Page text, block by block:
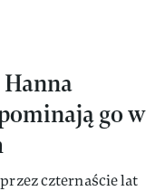
Hanna
go w
czternaście lat